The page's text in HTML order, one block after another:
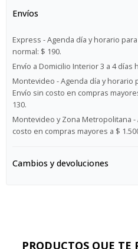
Envíos
Express - Agenda día y horario
normal: $ 190.
Envío a Domicilio Interior 3 a 4 días
Montevideo - Agenda día y horario
Envío sin costo en compras
130.
Montevideo y Zona Metropolitana -
costo en compras mayores a $
Cambios y devoluciones
PRODUCTOS QUE TE